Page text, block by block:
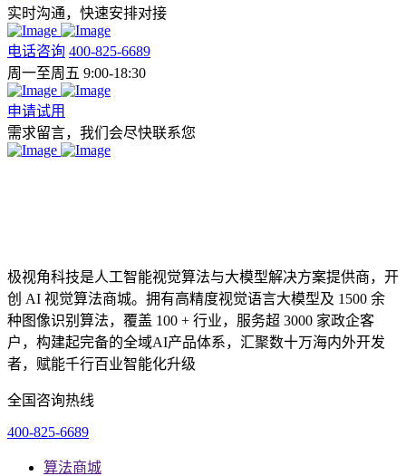
实时沟通，快速安排对接
电话咨询 400-825-6689
周一至周五 9:00-18:30
申请试用
需求留言，我们会尽快联系您
极视角科技是人工智能视觉算法与大模型解决方案提供商，开
创 AI 视觉算法商城。拥有高精度视觉语言大模型及 1500 余
种图像识别算法，覆盖 100 + 行业，服务超 3000 家政企客
户，构建起完备的全域AI产品体系，汇聚数十万海内外开发
者，赋能千行百业智能化升级
全国咨询热线
400-825-6689
算法商城